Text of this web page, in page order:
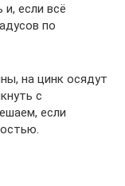
и, если всё
по
на цинк осядут
с
если